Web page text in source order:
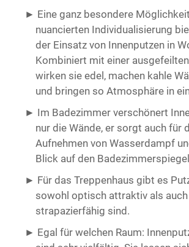
Eine ganz besondere
nuancierten Individualisierung
der Einsatz von Innenputzen in
Kombiniert mit einer
wirken sie edel, machen kahle
und bringen so Atmosphäre in
Im Badezimmer verschönert
nur die Wände, er sorgt auch für
Aufnehmen von Wasserdampf
Blick auf den
Für das Treppenhaus gibt es
sowohl optisch attraktiv als
strapazierfähig sind.
Egal für welchen Raum: